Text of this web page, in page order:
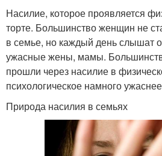
Насилие, которое проявляется
торте. Большинство женщин не
в семье, но каждый день слышат
ужасные жены, мамы.
прошли через насилие в
психологическое намного
Природа насилия в семьях